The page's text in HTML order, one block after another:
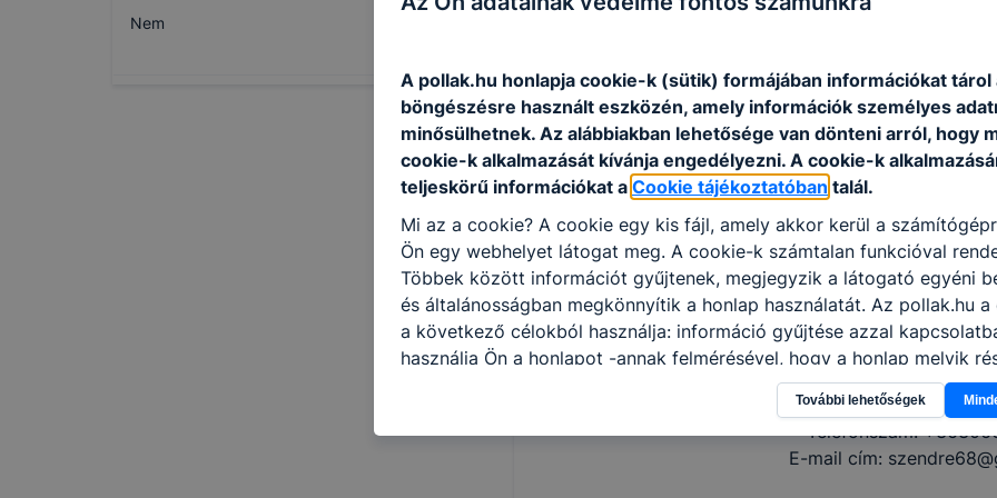
Nem
képes távközlési berendezések alapszintű
építésére, réz és optika alapú kapcsolataik
mérésére, minősítésére, hibadetektálására és
informatikai eszközöket és alkalmazásokat
képes menedzsment rendszerek kezelésére
rendszerezésére, értelmezésére;
ellátja a távközlési hálózatok üzemviteli
ISKOLASPECIFIKUS INFORMÁCIÓK A KÉPZÉSHEZ
ELŐJELENTKEZÉSesetén felvesszük veled a
ÉRDEKLŐDNIa lenti elérhetőségek valamelyikén
hétfőtől csütörtökig 08:00-tól 15:30-ig,
Név: Szemerédi
Telefonszám:
E-mail cím:
A pollak.hu honlapja cookie-k (sütik) formájában információkat tárol
böngészésre használt eszközén, amely információk személyes
minősülhetnek. Az alábbiakban lehetősége van dönteni arról, hogy
cookie-k alkalmazását kívánja engedélyezni. A cookie-k
teljeskörű információkat a Cookie tájékoztatóban talál.
Mi az a cookie? A cookie egy kis fájl, amely akkor kerül a
Ön egy webhelyet látogat meg. A cookie-k számtalan funkcióval
Többek között információt gyűjtenek, megjegyzik a látogató egyéni
és általánosságban megkönnyítik a honlap használatát. Az pollak.hu
a következő célokból használja: információ gyűjtése azzal
használja Ön a honlapot -annak felmérésével, hogy a honlap melyik
látogatja, vagy használja leginkább, így megtudhatjuk, hogyan
még jobb felhasználói élményt, ha ismét meglátogatja oldalunkat,
fejlesztése. Hogyan ellenőrizheti és hogyan tudja kikapcsolni a
Minden modern böngésző engedélyezi a cookie-k beállításának a
További lehetőségek